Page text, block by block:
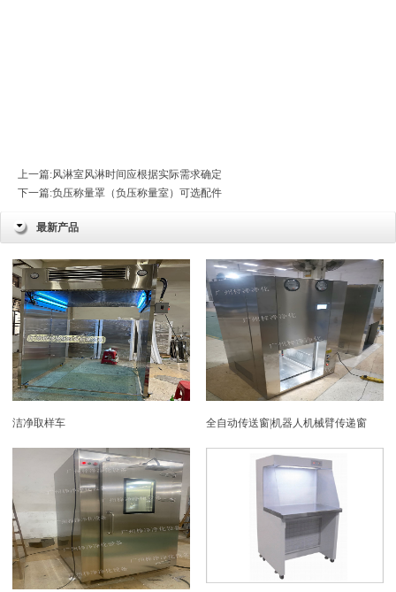
上一篇:风淋室风淋时间应根据实际需求确定
下一篇:负压称量罩（负压称量室）可选配件
最新产品
洁净取样车 全自动传送窗|机器人机械臂传递窗